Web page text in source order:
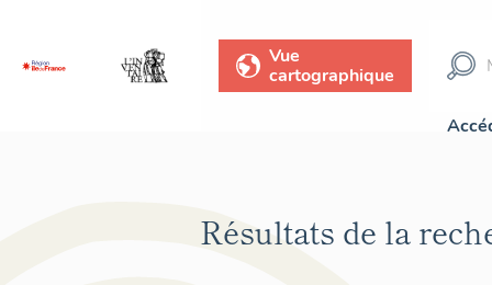
Vue
cartographique
Résultats de la